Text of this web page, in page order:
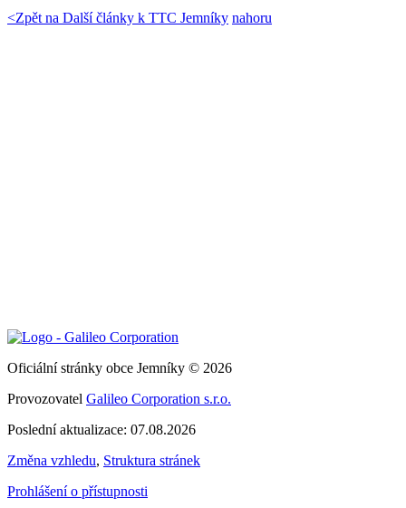
<Zpět na Další články k TTC Jemníky nahoru
Oficiální stránky obce Jemníky © 2026
Provozovatel Galileo Corporation s.r.o.
Poslední aktualizace: 07.08.2026
Změna vzhledu, Struktura stránek
Prohlášení o přístupnosti